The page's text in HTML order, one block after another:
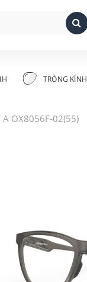
TRÒNG KÍNH
OX8056F-02(55)